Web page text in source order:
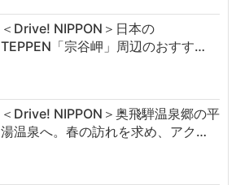
＜Drive! NIPPON＞日本の
TEPPEN「宗谷岬」周辺のおすす…
＜Drive! NIPPON＞奥飛騨温泉郷の平
湯温泉へ。春の訪れを求め、アク…